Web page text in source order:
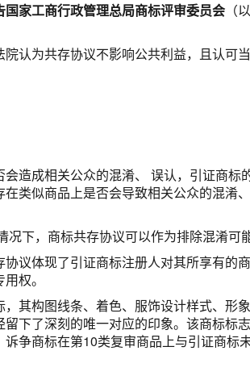
国家工商行政管理总局商标评审委员会 （
认为共存协议不影响公共利益，且认可
造成相关公众的混淆、 误认，引证商标
类似商品上是否会导致相关公众的混淆
下，商标共存协议可以作为排除混淆可
议体现了引证商标注册人对其所享有的
权。
其构图线条、着色、服饰设计样式、形
下了深刻的唯一对应的印象。该商标标
争商标在第10类复审商品上与引证商标